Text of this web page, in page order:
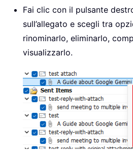
Fai clic con il pulsante
sull’allegato e scegli tra
rinominarlo, eliminarlo,
visualizzarlo.